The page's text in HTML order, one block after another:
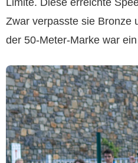
Limite. Diese erreichte
Zwar verpasste sie Bronze
der 50-Meter-Marke war